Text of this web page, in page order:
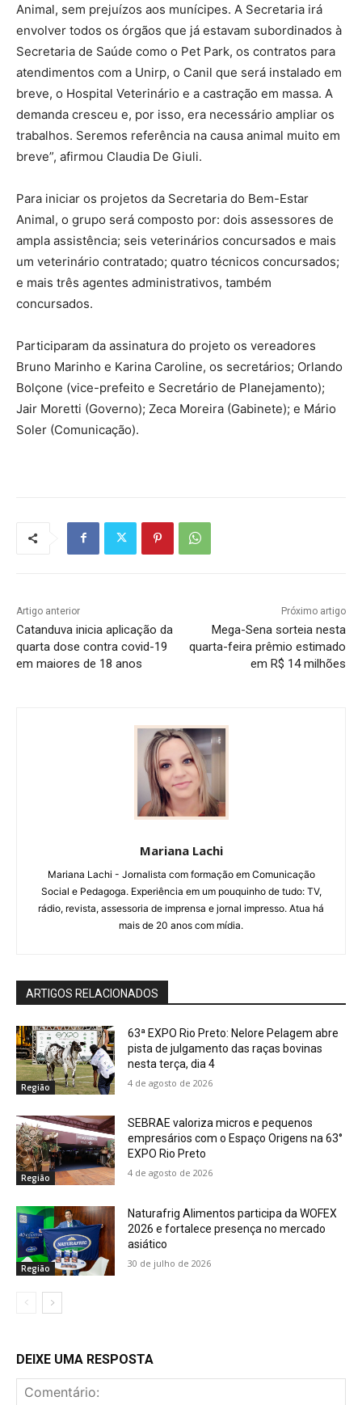
Animal, sem prejuízos aos munícipes. A Secretaria irá
envolver todos os órgãos que já estavam subordinados à
Secretaria de Saúde como o Pet Park, os contratos para
atendimentos com a Unirp, o Canil que será instalado em
breve, o Hospital Veterinário e a castração em massa. A
demanda cresceu e, por isso, era necessário ampliar os
trabalhos. Seremos referência na causa animal muito em
breve”, afirmou Claudia De Giuli.
Para iniciar os projetos da Secretaria do Bem-Estar
Animal, o grupo será composto por: dois assessores de
ampla assistência; seis veterinários concursados e mais
um veterinário contratado; quatro técnicos concursados;
e mais três agentes administrativos, também
concursados.
Participaram da assinatura do projeto os vereadores
Bruno Marinho e Karina Caroline, os secretários; Orlando
Bolçone (vice-prefeito e Secretário de Planejamento);
Jair Moretti (Governo); Zeca Moreira (Gabinete); e Mário
Soler (Comunicação).
Artigo anterior
Catanduva inicia aplicação da
quarta dose contra covid-19
em maiores de 18 anos
Próximo artigo
Mega-Sena sorteia nesta
quarta-feira prêmio estimado
em R$ 14 milhões
Mariana Lachi
Mariana Lachi - Jornalista com formação em Comunicação
Social e Pedagoga. Experiência em um pouquinho de tudo: TV,
rádio, revista, assessoria de imprensa e jornal impresso. Atua há
mais de 20 anos com mídia.
ARTIGOS RELACIONADOS
Região
63ª EXPO Rio Preto: Nelore Pelagem abre
pista de julgamento das raças bovinas
nesta terça, dia 4
4 de agosto de 2026
Região
SEBRAE valoriza micros e pequenos
empresários com o Espaço Origens na 63°
EXPO Rio Preto
4 de agosto de 2026
Região
Naturafrig Alimentos participa da WOFEX
2026 e fortalece presença no mercado
asiático
30 de julho de 2026
DEIXE UMA RESPOSTA